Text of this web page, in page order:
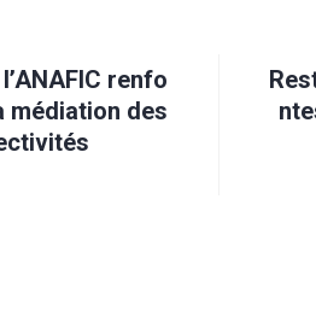
renfo
médiation des